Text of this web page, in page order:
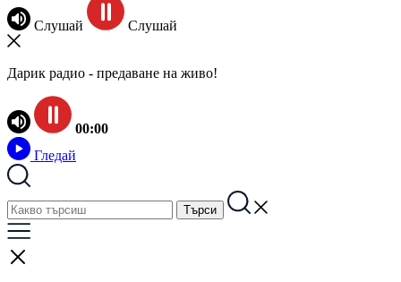
Слушай Слушай
Дарик радио - предаване на живо!
00:00
Гледай